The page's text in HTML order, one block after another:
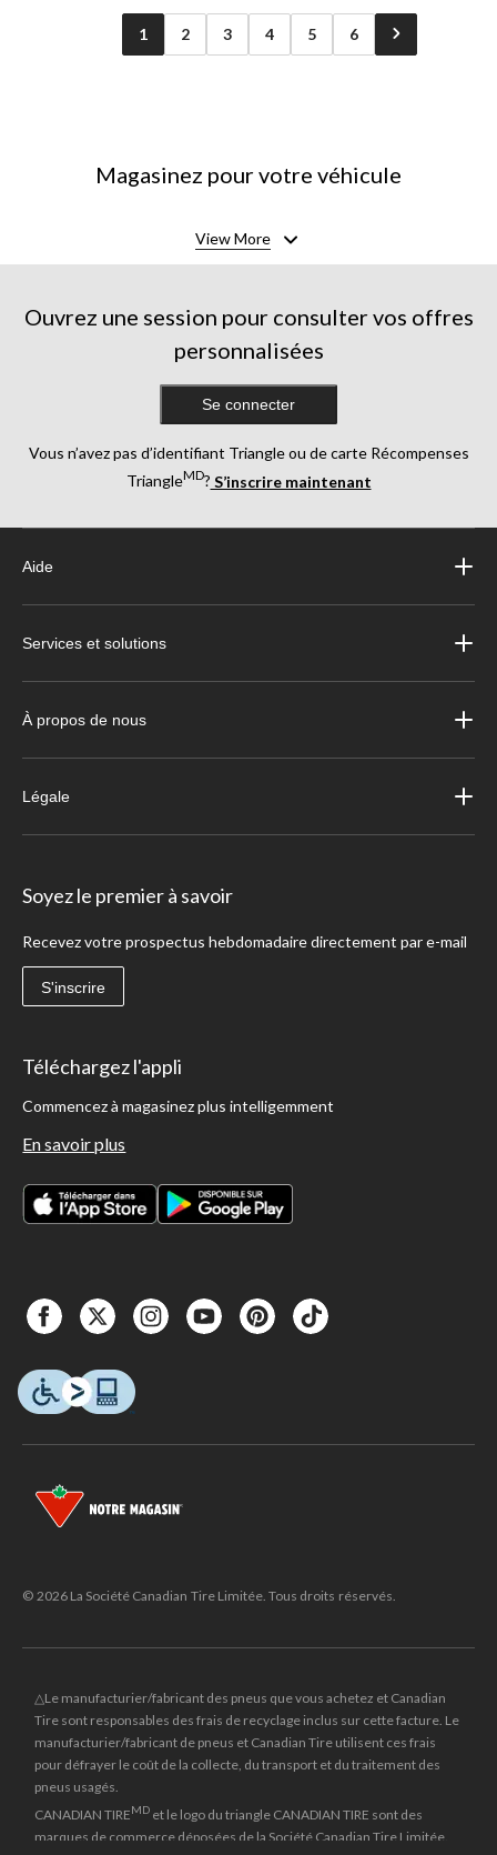
1 2 3 4 5 6
Magasinez pour votre véhicule
View More
Ouvrez une session pour consulter vos offres
personnalisées
Se connecter
Vous n’avez pas d’identifiant Triangle ou de carte Récompenses
TriangleMD? S’inscrire maintenant
Aide
Services et solutions
À propos de nous
Légale
Soyez le premier à savoir
Recevez votre prospectus hebdomadaire directement par e-mail
S'inscrire
Téléchargez l'appli
Commencez à magasinez plus intelligemment
En savoir plus
© 2026 La Société Canadian Tire Limitée. Tous droits réservés.
△Le manufacturier/fabricant des pneus que vous achetez et Canadian
Tire sont responsables des frais de recyclage inclus sur cette facture. Le
manufacturier/fabricant de pneus et Canadian Tire utilisent ces frais
pour défrayer le coût de la collecte, du transport et du traitement des
pneus usagés.
CANADIAN TIREMD et le logo du triangle CANADIAN TIRE sont des
marques de commerce déposées de la Société Canadian Tire Limitée.